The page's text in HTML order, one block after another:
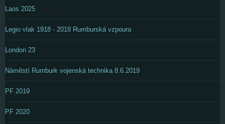
Laos 2025
Legio vlak 1918 - 2018 Rumburská vzpoura
London 23
Náměstí Rumburk vojenská technika 8.6.2019
PF 2019
PF 2020